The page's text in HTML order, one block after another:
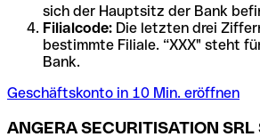
sich der Hauptsitz der Bank
Filialcode: Die letzten drei
bestimmte Filiale. “XXX" steht
Bank.
Geschäftskonto in 10 Min. eröffnen
ANGERA SECURITISATION